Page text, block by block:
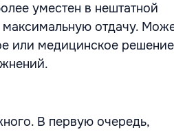
уместен в нештатной
максимальную отдачу.
или медицинское
В первую очередь,